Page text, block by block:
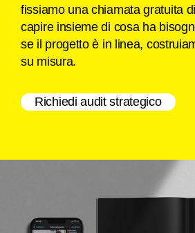
fissiamo una chiamata gratuita
capire insieme di cosa ha
se il progetto è in linea,
su misura.
Richiedi audit strategico